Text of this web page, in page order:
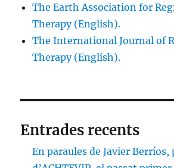
The Earth Association for
Therapy (English).
The International Journal of
Therapy (English).
Entrades recents
En paraules de Javier Berríos,